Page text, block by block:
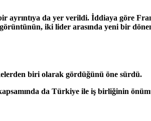
ayrıntıya da yer verildi. İddiaya göre
iki lider arasında yeni bir
biri olarak gördüğünü öne sürdü.
da Türkiye ile iş birliğinin